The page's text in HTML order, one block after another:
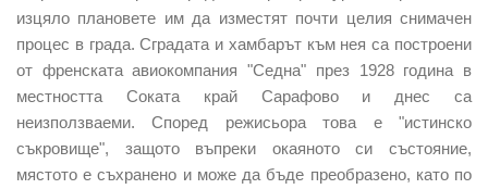
изцяло плановете им да изместят почти целия снимачен
процес в града. Сградата и хамбарът към нея са построени
от френската авиокомпания "Седна" през 1928 година в
местността Соката край Сарафово и днес са
неизползваеми. Според режисьора това е "истинско
съкровище", защото въпреки окаяното си състояние,
мястото е съхранено и може да бъде преобразено, като по